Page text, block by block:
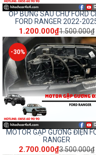
ỐP BỬNG SAU CHỮ FORD
FORD RANGER 2022-
1.200.000₫1.500.000₫
-30%
MOTOR GẬP GƯƠNG ĐIỆN
RANGER
2.700.000₫3.500.000₫